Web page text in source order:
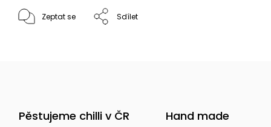
Zeptat se Sdílet
Pěstujeme chilli v ČR Hand made